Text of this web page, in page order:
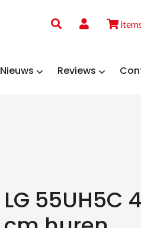
Nieuws Reviews
LG 55UH5C